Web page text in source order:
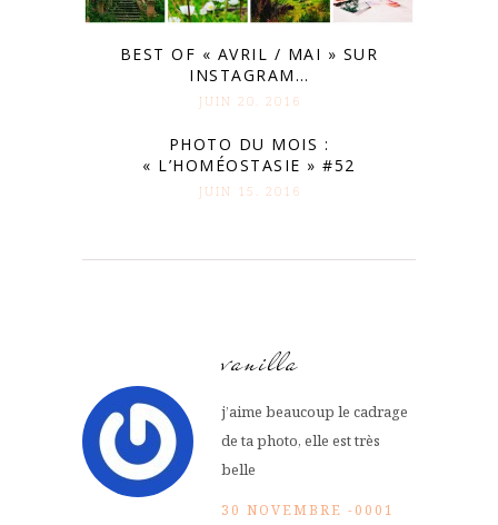
BEST OF « AVRIL / MAI » SUR
INSTAGRAM…
JUIN 20. 2016
PHOTO DU MOIS :
« L’HOMÉOSTASIE » #52
JUIN 15. 2016
vanilla
j’aime beaucoup le cadrage
de ta photo, elle est très
belle
30 NOVEMBRE -0001